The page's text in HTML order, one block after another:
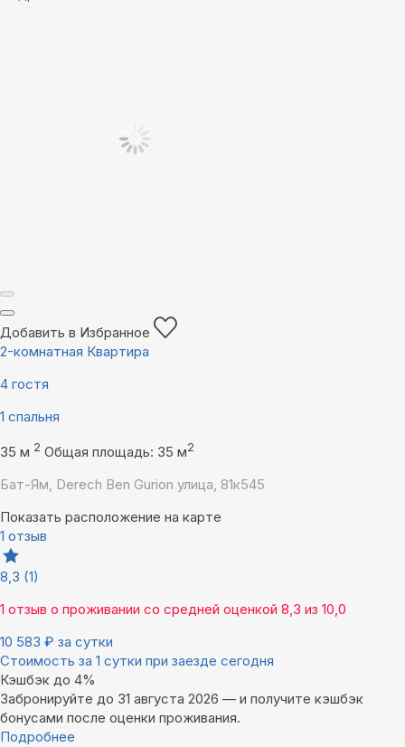
Добавить в Избранное
2-комнатная Квартира
4 гостя
1 спальня
35 м 2 Общая площадь: 35 м2
Бат-Ям, Derech Ben Gurion улица, 81к545
Показать расположение на карте
1 отзыв
8,3 (1)
1 отзыв о проживании со средней оценкой 8,3 из 10,0
10 583 ₽ за сутки
Стоимость за 1 сутки при заезде сегодня
Кэшбэк до 4%
Забронируйте до 31 августа 2026 — и получите кэшбэк
бонусами после оценки проживания.
Подробнее